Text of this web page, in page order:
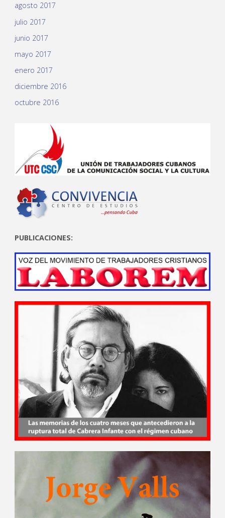
agosto 2017
julio 2017
junio 2017
mayo 2017
enero 2017
diciembre 2016
octubre 2016
PUBLICACIONES: